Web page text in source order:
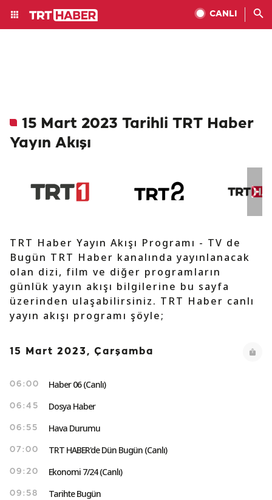
CANLI
15 Mart 2023 Tarihli TRT Haber
Yayın Akışı
TRT Haber Yayın Akışı Programı - TV de
Bugün TRT Haber kanalında yayınlanacak
olan dizi, film ve diğer programların
günlük yayın akışı bilgilerine bu sayfa
üzerinden ulaşabilirsiniz. TRT Haber canlı
yayın akışı programı şöyle;
15 Mart 2023, Çarşamba
06:00 Haber 06 (Canlı)
06:45 Dosya Haber
06:55 Hava Durumu
07:00 TRT HABER'de Dün Bugün (Canlı)
09:20 Ekonomi 7/24 (Canlı)
09:58 Tarihte Bugün